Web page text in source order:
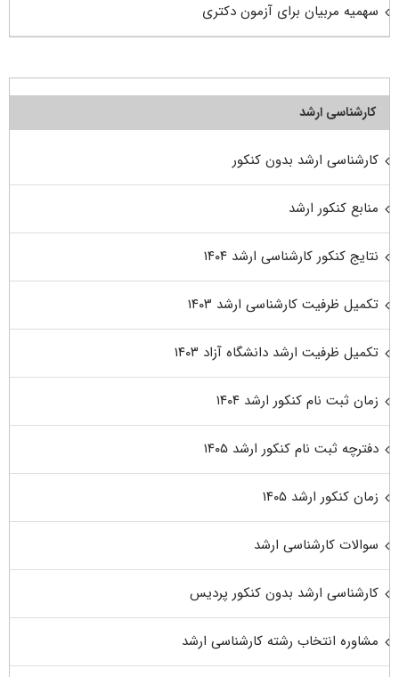
سهمیه مربیان برای آزمون دکتری
کارشناسی ارشد
کارشناسی ارشد بدون کنکور
منابع کنکور ارشد
نتایج کنکور کارشناسی ارشد ۱۴۰۴
تکمیل ظرفیت کارشناسی ارشد ۱۴۰۳
تکمیل ظرفیت ارشد دانشگاه آزاد ۱۴۰۳
زمان ثبت نام کنکور ارشد ۱۴۰۴
دفترچه ثبت نام کنکور ارشد ۱۴۰۵
زمان کنکور ارشد ۱۴۰۵
سوالات کارشناسی ارشد
کارشناسی ارشد بدون کنکور پردیس
مشاوره انتخاب رشته کارشناسی ارشد